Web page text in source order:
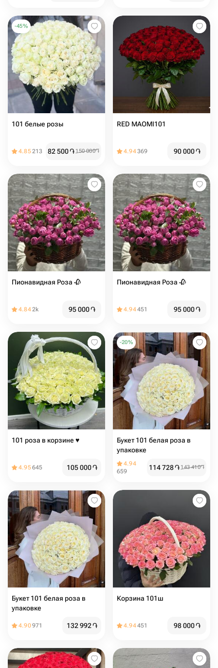
-45%
101 белые розы
4.85213 82 500֏ 150 000֏
RED MAOMI101
4.94369 90 000֏
Пионавидная Роза 🥀
4.842k 95 000֏
Пионавидная Роза 🥀
4.94451 95 000֏
101 роза в корзине ♥️
4.95645 105 000֏
-20%
Букет 101 белая роза в
упаковке
4.94
659
114 728֏ 143 410֏
Букет 101 белая роза в
упаковке
4.90971 132 992֏
Корзина 101ш
4.94451 98 000֏